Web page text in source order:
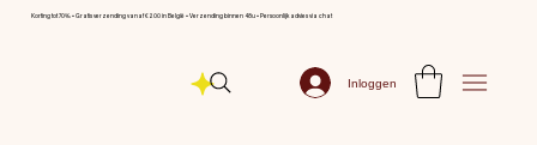
Korting tot 70% ⦁ Gratis verzending vanaf € 200 in België ⦁ Verzending binnen 48u ⦁ Persoonlijk advies via chat
Inloggen